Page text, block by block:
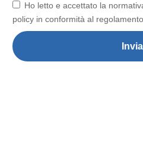
Ho letto e accettato la
policy in conformità al
Invia